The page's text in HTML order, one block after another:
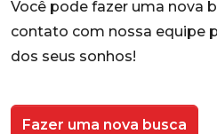
Você pode fazer uma nova
contato com nossa equipe
dos seus sonhos!
Fazer uma nova busca